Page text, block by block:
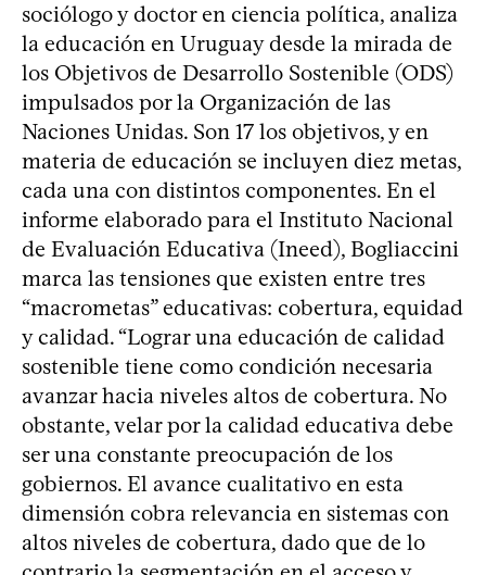
sociólogo y doctor en ciencia política, analiza
la educación en Uruguay desde la mirada de
los Objetivos de Desarrollo Sostenible (ODS)
impulsados por la Organización de las
Naciones Unidas. Son 17 los objetivos, y en
materia de educación se incluyen diez metas,
cada una con distintos componentes. En el
informe elaborado para el Instituto Nacional
de Evaluación Educativa (Ineed), Bogliaccini
marca las tensiones que existen entre tres
“macrometas” educativas: cobertura, equidad
y calidad. “Lograr una educación de calidad
sostenible tiene como condición necesaria
avanzar hacia niveles altos de cobertura. No
obstante, velar por la calidad educativa debe
ser una constante preocupación de los
gobiernos. El avance cualitativo en esta
dimensión cobra relevancia en sistemas con
altos niveles de cobertura, dado que de lo